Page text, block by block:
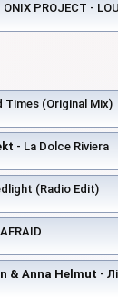
ONIX PROJECT -
Times (Original Mix)
- La Dolce Riviera
(Radio Edit)
& Anna Helmut -